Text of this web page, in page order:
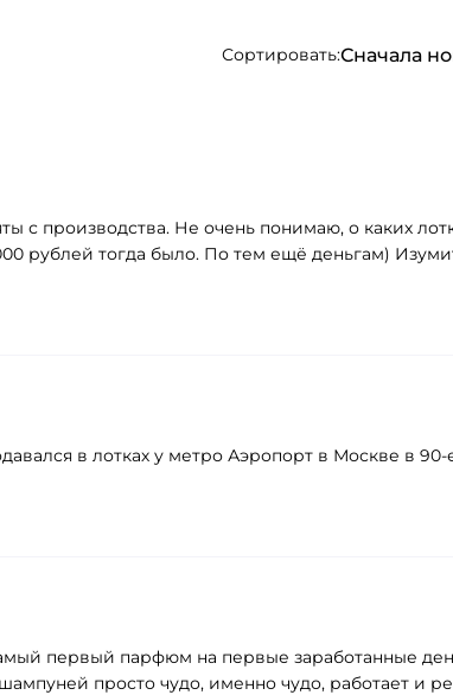
Сортировать:Сначала
производства. Не очень понимаю, о каких
рублей тогда было. По тем ещё деньгам)
в лотках у метро Аэропорт в Москве в 90-
первый парфюм на первые заработанные
просто чудо, именно чудо, работает и